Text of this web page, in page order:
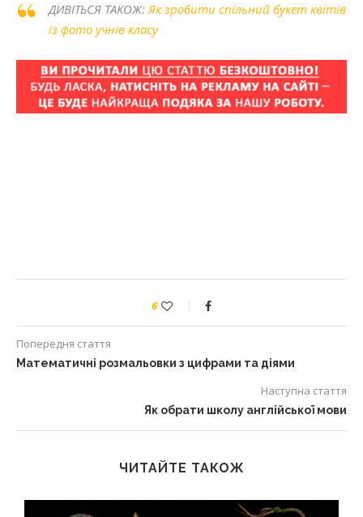
ДИВІТЬСЯ ТАКОЖ:Як зробити спільний букет квітів
із фото учнів класу
6
Попередня стаття
Математичні розмальовки з цифрами та діями
Наступна стаття
Як обрати школу англійської мови
ЧИТАЙТЕ ТАКОЖ